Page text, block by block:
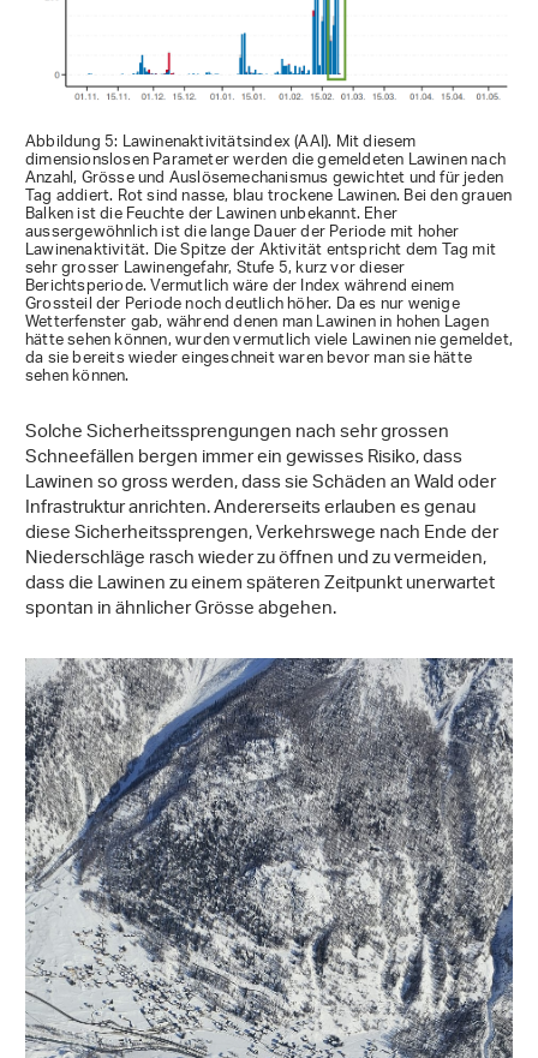
Abbildung 5: Lawinenaktivitätsindex (AAI). Mit diesem
dimensionslosen Parameter werden die gemeldeten Lawinen nach
Anzahl, Grösse und Auslösemechanismus gewichtet und für jeden
Tag addiert. Rot sind nasse, blau trockene Lawinen. Bei den grauen
Balken ist die Feuchte der Lawinen unbekannt. Eher
aussergewöhnlich ist die lange Dauer der Periode mit hoher
Lawinenaktivität. Die Spitze der Aktivität entspricht dem Tag mit
sehr grosser Lawinengefahr, Stufe 5, kurz vor dieser
Berichtsperiode. Vermutlich wäre der Index während einem
Grossteil der Periode noch deutlich höher. Da es nur wenige
Wetterfenster gab, während denen man Lawinen in hohen Lagen
hätte sehen können, wurden vermutlich viele Lawinen nie gemeldet,
da sie bereits wieder eingeschneit waren bevor man sie hätte
sehen können.
Solche Sicherheitssprengungen nach sehr grossen
Schneefällen bergen immer ein gewisses Risiko, dass
Lawinen so gross werden, dass sie Schäden an Wald oder
Infrastruktur anrichten. Andererseits erlauben es genau
diese Sicherheitssprengen, Verkehrswege nach Ende der
Niederschläge rasch wieder zu öffnen und zu vermeiden,
dass die Lawinen zu einem späteren Zeitpunkt unerwartet
spontan in ähnlicher Grösse abgehen.